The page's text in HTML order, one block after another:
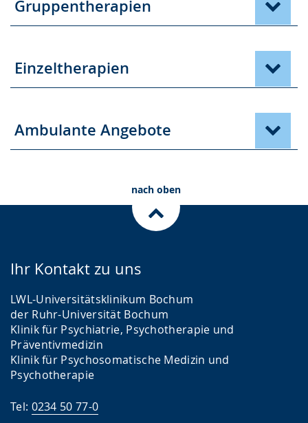
Gruppentherapien
Einzeltherapien
Ambulante Angebote
nach oben
Ihr Kontakt zu uns
LWL-Universitätsklinikum Bochum
der Ruhr-Universität Bochum
Klinik für Psychiatrie, Psychotherapie und
Präventivmedizin
Klinik für Psychosomatische Medizin und
Psychotherapie
Tel: 0234 50 77-0